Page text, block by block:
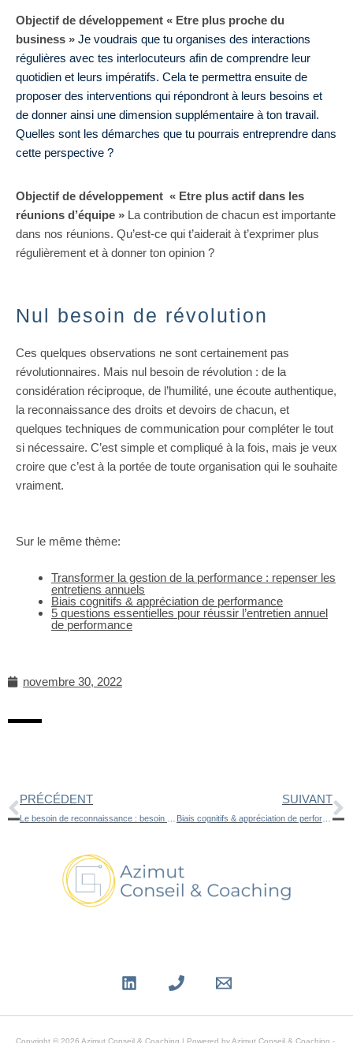
Objectif de développement « Etre plus proche du
business » Je voudrais que tu organises des interactions
régulières avec tes interlocuteurs afin de comprendre leur
quotidien et leurs impératifs. Cela te permettra ensuite de
proposer des interventions qui répondront à leurs besoins et
de donner ainsi une dimension supplémentaire à ton travail.
Quelles sont les démarches que tu pourrais entreprendre dans
cette perspective ?
Objectif de développement « Etre plus actif dans les
réunions d’équipe » La contribution de chacun est importante
dans nos réunions. Qu’est-ce qui t’aiderait à t’exprimer plus
régulièrement et à donner ton opinion ?
Nul besoin de révolution
Ces quelques observations ne sont certainement pas
révolutionnaires. Mais nul besoin de révolution : de la
considération réciproque, de l’humilité, une écoute authentique,
la reconnaissance des droits et devoirs de chacun, et
quelques techniques de communication pour compléter le tout
si nécessaire. C’est simple et compliqué à la fois, mais je veux
croire que c’est à la portée de toute organisation qui le souhaite
vraiment.
Sur le même thème:
Transformer la gestion de la performance : repenser les
entretiens annuels
Biais cognitifs & appréciation de performance
5 questions essentielles pour réussir l’entretien annuel
de performance
novembre 30, 2022
PRÉCÉDENT SUIVANT
Biais cognitifs & appréciation de performance
Copyright © 2026 Azimut Conseil & Coaching | Powered by Azimut Conseil & Coaching -